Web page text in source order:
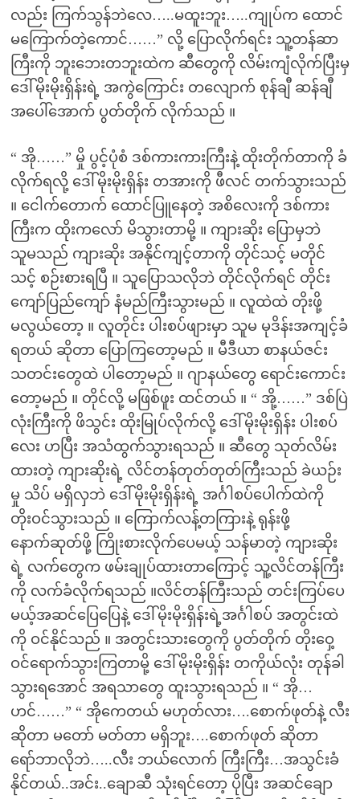
လည်း ကြက်သွန်ဘဲလေ…..မထူးဘူး…..ကျုပ်က ထောင်
မကြောက်တဲ့ကောင်……” လို့ ပြောလိုက်ရင်း သူ့တန်ဆာ
ကြီးကို ဘူးဘေးတဘူးထဲက ဆီတွေကို လိမ်းကျံလိုက်ပြီးမှ
ဒေါ်မိုးမိုးရှိန်းရဲ့ အကွဲကြောင်း တလျောက် စုန်ချီ ဆန်ချီ
အပေါ်အောက် ပွတ်တိုက် လိုက်သည် ။
“ အို……” မှို ပွင့်ပုံစံ ဒစ်ကားကားကြီးနဲ့ ထိုးတိုက်တာကို ခံ
လိုက်ရလို့ ဒေါ်မိုးမိုးရှိန်း တအားကို ဖီလင် တက်သွားသည်
။ ငေါက်တောက် ထောင်ပြူနေတဲ့ အစိလေးကို ဒစ်ကား
ကြီးက ထိုးကလော် မိသွားတာမို့ ။ ကျားဆိုး ပြောမှဘဲ
သူမသည် ကျားဆိုး အနိုင်ကျင့်တာကို တိုင်သင့် မတိုင်
သင့် စဉ်းစားရပြီ ။ သူပြောသလိုဘဲ တိုင်လိုက်ရင် တိုင်း
ကျော်ပြည်ကျော် နံမည်ကြီးသွားမည် ။ လူထဲထဲ တိုးဖို့
မလွယ်တော့ ။ လူတိုင်း ပါးစပ်ဖျားမှာ သူမ မုဒိန်းအကျင့်ခံ
ရတယ် ဆိုတာ ပြောကြတော့မည် ။ မီဒီယာ စာနယ်ဇင်း
သတင်းတွေထဲ ပါတော့မည် ။ ဂျာနယ်တွေ ရောင်းကောင်း
တော့မည် ။ တိုင်လို့ မဖြစ်ဖူး ထင်တယ် ။ “ အို့……” ဒစ်ပြဲ
လုံးကြီးကို ဖိသွင်း ထိုးမြုပ်လိုက်လို့ ဒေါ်မိုးမိုးရှိန်း ပါးစပ်
လေး ဟပြီး အသံထွက်သွားရသည် ။ ဆီတွေ သုတ်လိမ်း
ထားတဲ့ ကျားဆိုးရဲ့ လိင်တန်တုတ်တုတ်ကြီးသည် ခဲယဉ်း
မှု သိပ် မရှိလှဘဲ ဒေါ်မိုးမိုးရှိန်းရဲ့ အင်္ဂါစပ်ပေါက်ထဲကို
တိုးဝင်သွားသည် ။ ကြောက်လန့်တကြားနဲ့ ရုန်းဖို့
နောက်ဆုတ်ဖို့ ကြိုးစားလိုက်ပေမယ့် သန်မာတဲ့ ကျားဆိုး
ရဲ့ လက်တွေက ဖမ်းချုပ်ထားတာကြောင့် သူ့လိင်တန်ကြီး
ကို လက်ခံလိုက်ရသည် ။လိင်တန်ကြီးသည် တင်းကြပ်ပေ
မယ့်အဆင်ပြေပြေနဲ့ ဒေါ်မိုးမိုးရှိန်းရဲ့အင်္ဂါစပ် အတွင်းထဲ
ကို ဝင်နိုင်သည် ။ အတွင်းသားတွေကို ပွတ်တိုက် တိုးဝှေ့
ဝင်ရောက်သွားကြတာမို့ ဒေါ်မိုးမိုးရှိန်း တကိုယ်လုံး တုန်ခါ
သွားရအောင် အရသာတွေ ထူးသွားရသည် ။ “ အို…
ဟင်……” “ အိုကေတယ် မဟုတ်လား….စောက်ဖုတ်နဲ့ လီး
ဆိုတာ မတော် မတ်တာ မရှိဘူး….စောက်ဖုတ် ဆိုတာ
ရော်ဘာလိုဘဲ…..လီး ဘယ်လောက် ကြီးကြီး…အသွင်းခံ
နိုင်တယ်..အင်း..ချောဆီ သုံးရင်တော့ ပိုပြီး အဆင်ချော